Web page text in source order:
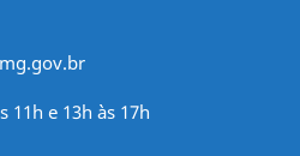
11h e 13h às 17h